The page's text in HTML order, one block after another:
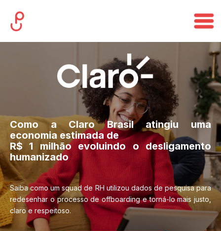
Como a Claro Brasil atingiu uma
economia estimada de
R$ 1 milhão evoluindo o desligamento
humanizado
Saiba como um squad de RH utilizou dados de pesquisa para
redesenhar o processo de offboarding e torná-lo mais justo,
claro e respeitoso.